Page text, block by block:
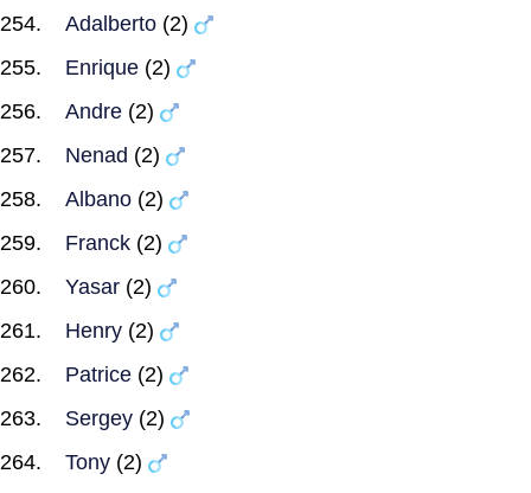
Adalberto (2)
Enrique (2)
Andre (2)
Nenad (2)
Albano (2)
Franck (2)
Yasar (2)
Henry (2)
Patrice (2)
Sergey (2)
Tony (2)